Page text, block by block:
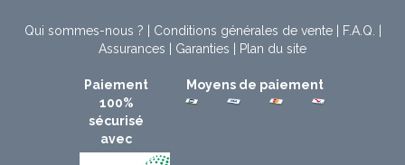
Qui sommes-nous ? | Conditions générales de vente| F.A.Q. |
Assurances | Garanties | Plan du site
Paiement
100%
sécurisé
avec
Moyens de paiement